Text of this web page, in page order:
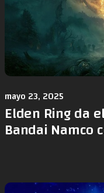
mayo 23, 2025
Elden Ring da
Bandai Namco